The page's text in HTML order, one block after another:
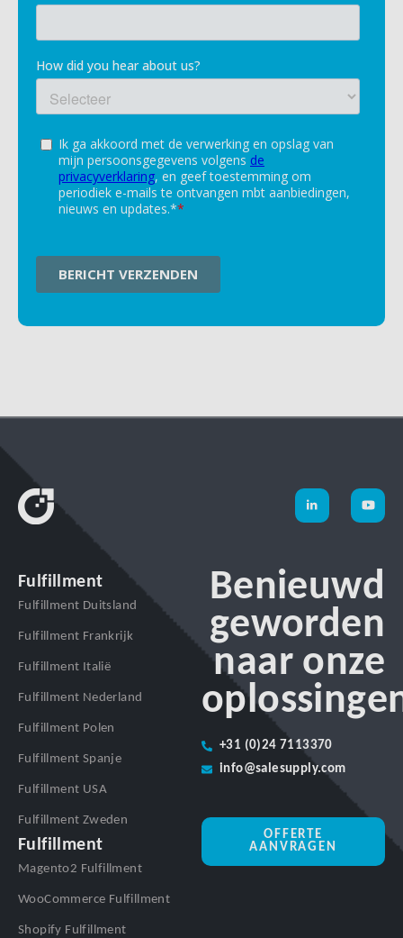
Fulfillment
Fulfillment Duitsland
Fulfillment Frankrijk
Fulfillment Italië
Fulfillment Nederland
Fulfillment Polen
Fulfillment Spanje
Fulfillment USA
Fulfillment Zweden
Fulfillment
Magento2 Fulfillment
WooCommerce Fulfillment
Shopify Fulfillment
Benieuwd
geworden
naar onze
+31 (0)24 7113370
info@salesupply.com
OFFERTE
AANVRAGEN